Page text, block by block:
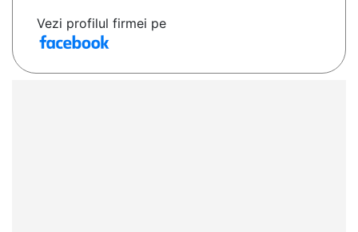
Vezi profilul firmei pe